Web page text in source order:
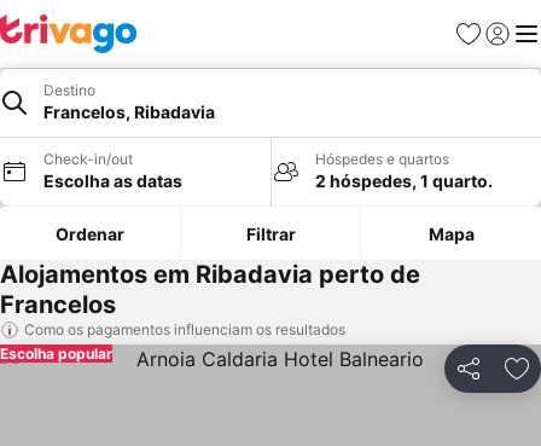
Favoritos
Iniciar
Destino
Francelos, Ribadavia
Check-in/out
Escolha as datas
Hóspedes e quartos
2 hóspedes, 1 quarto.
Ordenar Filtrar Mapa
Alojamentos em Ribadavia perto de
Francelos
Como os pagamentos influenciam os resultados
Partilhar
Escolha popular